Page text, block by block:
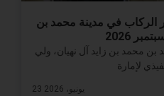
الركاب في مدينة محمد بن
2026
بن محمد بن زايد آل نهيان، ولي
لإمارة
23 يونيو، 2026